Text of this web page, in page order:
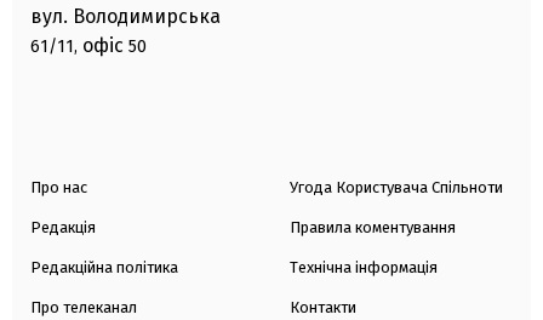
вул. Володимирська
61/11, офіс 50
Про нас
Редакція
Редакційна політика
Про телеканал
Угода Користувача Спільноти
Правила коментування
Технічна інформація
Контакти